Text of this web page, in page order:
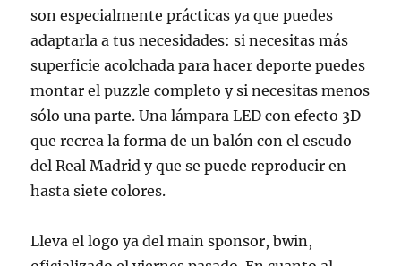
son especialmente prácticas ya que puedes
adaptarla a tus necesidades: si necesitas más
superficie acolchada para hacer deporte puedes
montar el puzzle completo y si necesitas menos
sólo una parte. Una lámpara LED con efecto 3D
que recrea la forma de un balón con el escudo
del Real Madrid y que se puede reproducir en
hasta siete colores.
Lleva el logo ya del main sponsor, bwin,